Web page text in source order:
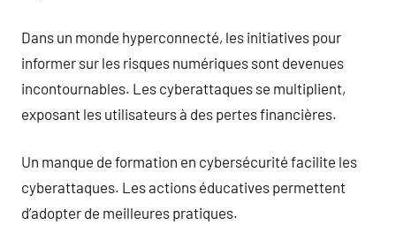
Dans un monde hyperconnecté, les initiatives pour
informer sur les risques numériques sont devenues
incontournables. Les cyberattaques se multiplient,
exposant les utilisateurs à des pertes financières.
Un manque de formation en cybersécurité facilite les
cyberattaques. Les actions éducatives permettent
d’adopter de meilleures pratiques.